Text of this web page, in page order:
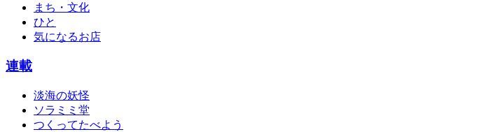
まち・文化
ひと
気になるお店
連載
淡海の妖怪
ソラミミ堂
つくってたべよう